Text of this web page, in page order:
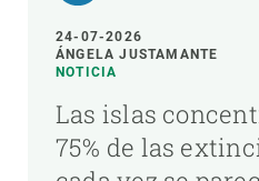
24-07-2026
ÁNGELA JUSTAMANTE
NOTICIA
Las islas
75% de las